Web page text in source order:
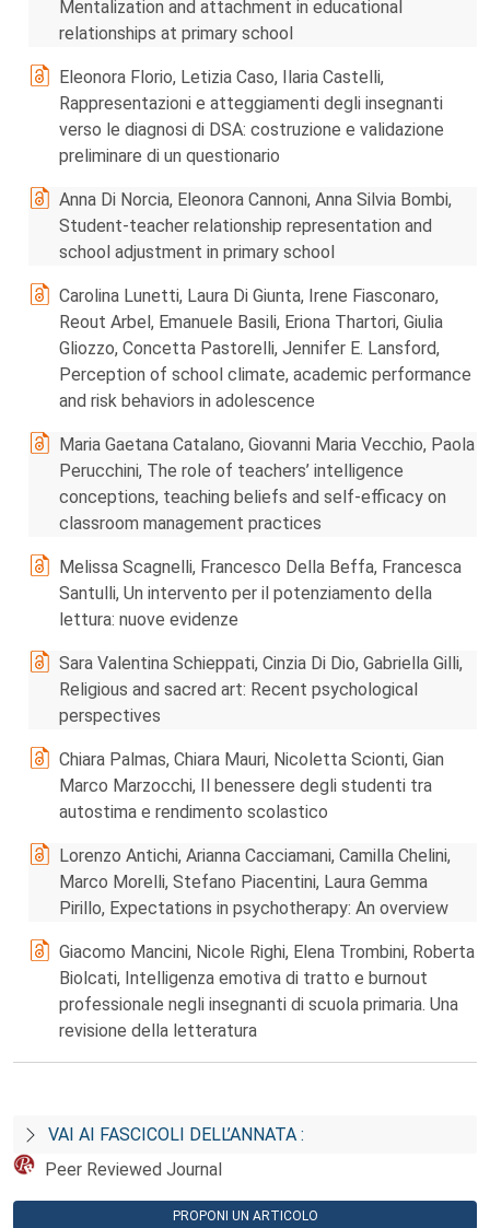
Mentalization and attachment in educational
relationships at primary school
Eleonora Florio, Letizia Caso, Ilaria Castelli,
Rappresentazioni e atteggiamenti degli insegnanti
verso le diagnosi di DSA: costruzione e validazione
preliminare di un questionario
Anna Di Norcia, Eleonora Cannoni, Anna Silvia Bombi,
Student-teacher relationship representation and
school adjustment in primary school
Carolina Lunetti, Laura Di Giunta, Irene Fiasconaro,
Reout Arbel, Emanuele Basili, Eriona Thartori, Giulia
Gliozzo, Concetta Pastorelli, Jennifer E. Lansford,
Perception of school climate, academic performance
and risk behaviors in adolescence
Maria Gaetana Catalano, Giovanni Maria Vecchio, Paola
Perucchini, The role of teachers’ intelligence
conceptions, teaching beliefs and self-efficacy on
classroom management practices
Melissa Scagnelli, Francesco Della Beffa, Francesca
Santulli, Un intervento per il potenziamento della
lettura: nuove evidenze
Sara Valentina Schieppati, Cinzia Di Dio, Gabriella Gilli,
Religious and sacred art: Recent psychological
perspectives
Chiara Palmas, Chiara Mauri, Nicoletta Scionti, Gian
Marco Marzocchi, Il benessere degli studenti tra
autostima e rendimento scolastico
Lorenzo Antichi, Arianna Cacciamani, Camilla Chelini,
Marco Morelli, Stefano Piacentini, Laura Gemma
Pirillo, Expectations in psychotherapy: An overview
Giacomo Mancini, Nicole Righi, Elena Trombini, Roberta
Biolcati, Intelligenza emotiva di tratto e burnout
professionale negli insegnanti di scuola primaria. Una
revisione della letteratura
VAI AI FASCICOLI DELL’ANNATA :
Peer Reviewed Journal
PROPONI UN ARTICOLO